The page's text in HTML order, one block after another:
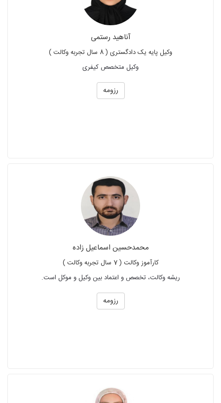
آناهید رستمی
وکیل پایه یک دادگستری ( 8 سال تجربه وکالت )
وکیل متخصص کیفری
رزومه
محمدحسین اسماعیل زاده
کارآموز وکالت ( 7 سال تجربه وکالت )
ریشه وکالت، تخصص و اعتماد بین وکیل و موکل است.
رزومه